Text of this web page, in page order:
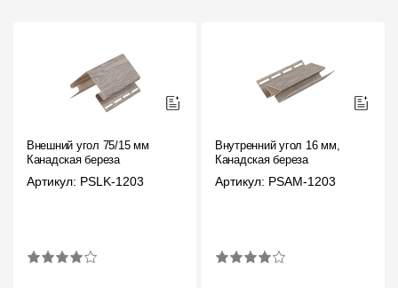
Внешний угол 75/15 мм
Канадская береза
Артикул: PSLK-1203
Внутренний угол 16 мм,
Канадская береза
Артикул: PSAM-1203